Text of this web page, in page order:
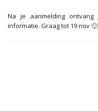
Na je aanmelding
informatie. Graag tot 19 nov 🙂